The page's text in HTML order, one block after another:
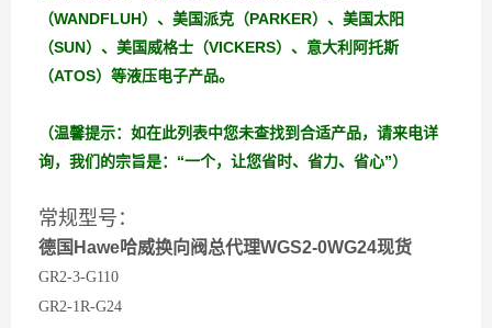
（WANDFLUH）、美国派克（PARKER）、美国太阳
（SUN）、美国威格士（VICKERS）、意大利阿托斯
（ATOS）等液压电子产品。
（温馨提示：如在此列表中您未查找到合适产品，请来电详
询，我们的宗旨是：“一个，让您省时、省力、省心”）
常规型号：
德国Hawe哈威换向阀总代理WGS2-0WG24现货
GR2-3-G110
GR2-1R-G24